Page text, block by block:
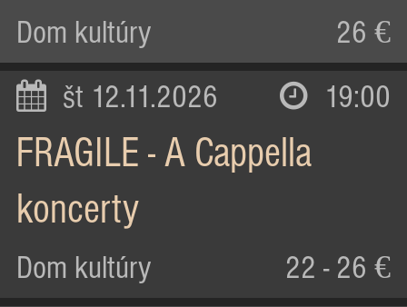
Dom kultúry 26 €
št 12.11.2026 19:00
FRAGILE - A Cappella
koncerty
Dom kultúry 22 - 26 €